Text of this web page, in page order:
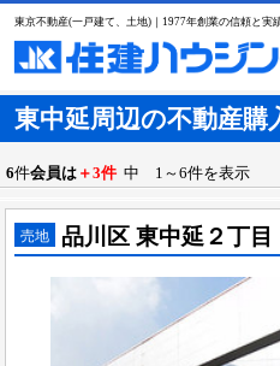
東京不動産(一戸建て、土地)｜1977年創業の信頼と実
東中延周辺の不動産購
6件会員は ＋3件 中 1～6件を表示
売地 品川区 東中延２丁目